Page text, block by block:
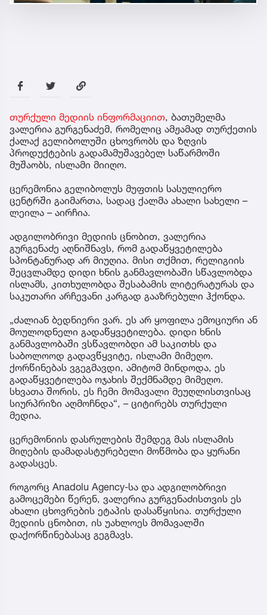
თურქული მედიის ინფორმაციით, ბათუმელმა
ვალერია გურგენაძემ, რომელიც ამჟამად თურქეთის
ქალაქ გელიბოლუში ცხოვრობს და ზღვის
პროდუქტების გადამამუშავებელ საწარმოში
მუშაობს, ისლამი მიიღო.
ცერემონია გელიბოლუს მუფთის სასულიერო
ცენტრში გაიმართა, სადაც ქალმა ახალი სახელი –
ლეილა – აირჩია.
ადგილობრივი მედიის ცნობით, ვალერია
გურგენაძე აღნიშნავს, რომ გადაწყვეტილება
სპონტანურად არ მიუღია. მისი თქმით, რელიგიის
შეცვლამდე დიდი ხნის განმავლობაში სწავლობდა
ისლამს, კითხულობდა შესაბამის ლიტერატურას და
საკუთარი არჩევანი კარგად გააზრებული ჰქონდა.
„ძალიან ბედნიერი ვარ. ეს არ ყოფილა ემოციური ან
მოულოდნელი გადაწყვეტილება. დიდი ხნის
განმავლობაში ვსწავლობდი ამ საკითხს და
საბოლოოდ გადავწყვიტე, ისლამი მიმეღო.
ქორწინებას ვგეგმავდი, ამიტომ მინდოდა, ეს
გადაწყვეტილება ოჯახის შექმნამდე მიმეღო.
სხვათა შორის, ეს ჩემი მომავალი მეუღლისთვისაც
სიურპრიზი აღმოჩნდა“, – ციტირებს თურქული
მედია.
ცერემონიის დასრულების შემდეგ მას ისლამის
მიღების დამადასტურებელი მოწმობა და ყურანი
გადასცეს.
როგორც Anadolu Agency-სა და ადგილობრივი
გამოცემები წერენ, ვალერია გურგენაძისთვის ეს
ახალი ცხოვრების ეტაპის დასაწყისია. თურქული
მედიის ცნობით, ის უახლოეს მომავალში
დაქორწინებასაც გეგმავს.